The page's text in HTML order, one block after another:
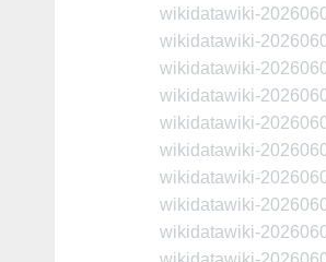
wikidatawiki-
wikidatawiki-
wikidatawiki-
wikidatawiki-
wikidatawiki-
wikidatawiki-
wikidatawiki-
wikidatawiki-
wikidatawiki-